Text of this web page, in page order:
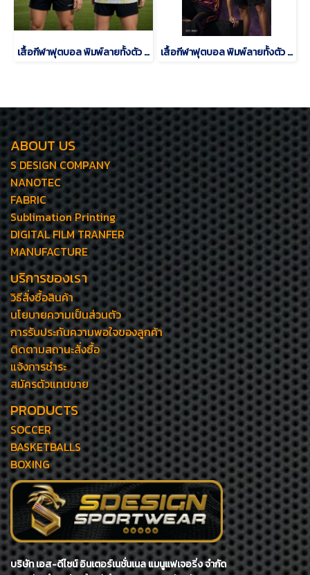
เสื้อกีฬาฟุตบอล พิมพ์ลายทั้งตัว เนื้อผ้า "นาโนเทค"SD-484 เสื้อกีฬาฟุตบอล พิมพ์ลายทั้งตัว เนื้อผ้า "นาโนเทค"SD-500
ABOUT US
S DESIGN COMPANY
NANOTEC
FABRIC
Sublimation Printing
DIGITAL FILM TRANFER
MANUFACTURE
บริการของเรา
วิธีสั่งซื้อสินค้า
นโยบายความเป็นส่วนตัว
การรับประกันความพอใจของลูกค้า
ติดตามสถานะสั่งซื้อ
แจ้งการชำระ
สมัครตัวแทนขาย
PRODUCTS
SOCCER
BASKETBALLS
BOXING
บริษัท เอส-ดีไซน์ อินเตอร์เนชั่นเนล แมนูแฟเจอริ่ง จำกัด